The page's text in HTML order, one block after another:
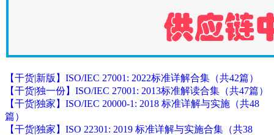
【干货|新版】ISO/IEC 27001: 2022标准详解合集（共42篇）
【干货|独一份】ISO/IEC 27001: 2013标准解读合集（共47篇）
【干货|独家】ISO/IEC 20000-1: 2018 标准详解与实施（共48
篇）
【干货|独家】ISO 22301: 2019 标准详解与实施合集（共38